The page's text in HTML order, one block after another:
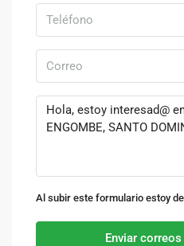
Al subir este formulario estoy
Enviar